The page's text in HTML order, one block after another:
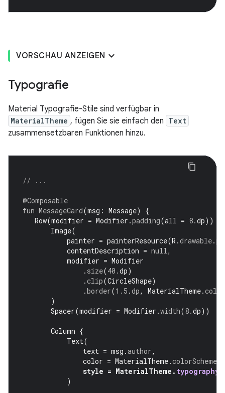
VORSCHAU ANZEIGEN
Typografie
Material Typografie-Stile sind verfügbar in
MaterialTheme , fügen Sie sie einfach den Text
zusammensetzbaren Funktionen hinzu.
// ...
@Composable
fun MessageCard(msg : Message)
{
Row(modifier = Modifier .padding(all = 8.dp))
Image(
painter = painterResource(R .drawable.
contentDescription = null,
modifier = Modifier
. size(40.dp)
.clip(CircleShape)
.border(1.5 .dp, MaterialTheme.
)
Spacer(modifier = Modifier .width(8.dp))
Column {
Text(
text = msg .author,
color = MaterialTheme.colorScheme
style = MaterialTheme . typography
)